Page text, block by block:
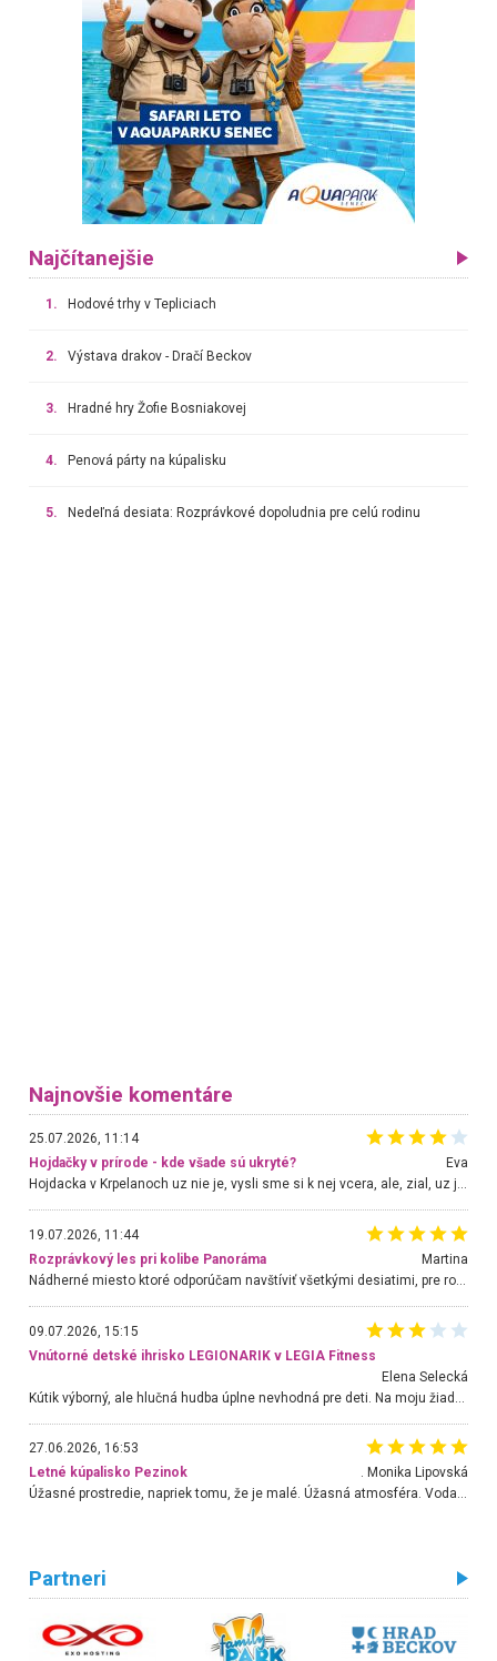
Najčítanejšie
1. Hodové trhy v Tepliciach
2. Výstava drakov - Dračí Beckov
3. Hradné hry Žofie Bosniakovej
4. Penová párty na kúpalisku
5. Nedeľná desiata: Rozprávkové dopoludnia pre celú rodinu
Najnovšie komentáre
25.07.2026, 11:14
Hojdačky v prírode - kde všade sú ukryté?
Eva
Hojdacka v Krpelanoch uz nie je, vysli sme si k nej vcera, ale, zial, uz je znicena. Ak sem planujete cestu len kvoli hojdacke, mozete si ju usetrit. Krasny vyhlad je tu vsak aj bez hojdacky :-)
19.07.2026, 11:44
Rozprávkový les pri kolibe Panoráma
Martina
Nádherné miesto ktoré odporúčam navštíviť všetkými desiatimi, pre rodiny s deťmi, dôchodcom... Proste a jednoducho ozaj rozprávkový les.. určite ešte prídeme. Odniesli sme si na pamiatku krásne tričká,
09.07.2026, 15:15
Vnútorné detské ihrisko LEGIONARIK v LEGIA Fitness
Elena Selecká
27.06.2026, 16:53
Letné kúpalisko Pezinok
. Monika Lipovská
Úžasné prostredie, napriek tomu, že je malé. Úžasná atmosféra. Voda fantastická a nádherná. Ľudí je pomerne veľa, ale su mili a ohľaduplní. Je veľmi zaujímavé sledovať, ako dokážu spolu športovať cudzí ľudia a bez ohľadu na vek. Vládne tu pohoda. Vnuka neviem dostať z vody. Ďakujem za krásny deň . Urcite sa sem vrátim. Jediný problém je s parkovaním, ale aj ten sa mi podarilo vyriešiť. Monika Bratislava
Partneri